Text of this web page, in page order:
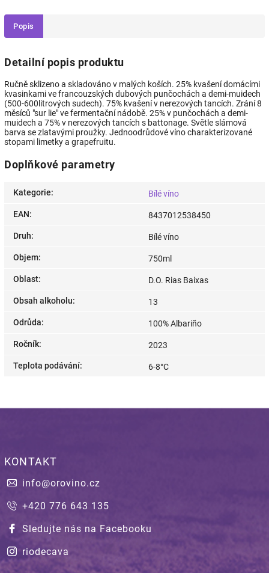
Popis
Detailní popis produktu
Ručně sklizeno a skladováno v malých koších. 25% kvašení domácími
kvasinkami ve francouzských dubových punčochách a demi-muidech
(500-600litrových sudech). 75% kvašení v nerezových tancích. Zrání 8
měsíců "sur lie" ve fermentační nádobě. 25% v punčochách a demi-
muidech a 75% v nerezových tancích s battonage. Světle slámová
barva se zlatavými proužky. Jednoodrůdové víno charakterizované
stopami limetky a grapefruitu.
Doplňkové parametry
Kategorie: Bílé víno
EAN: 8437012538450
Druh: Bílé víno
Objem: 750ml
Oblast: D.O. Rias Baixas
Obsah alkoholu: 13
Odrůda: 100% Albariño
Ročník: 2023
Teplota podávání: 6-8°C
KONTAKT
info@orovino.cz
+420 776 643 135
Sledujte nás na Facebooku
riodecava